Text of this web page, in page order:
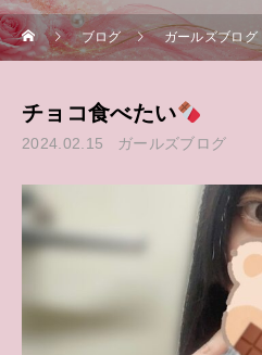
ブログ ガールズブログ
チョコ食べたい
2024.02.15 ガールズブログ